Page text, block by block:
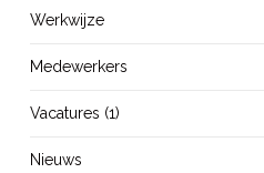
Werkwijze
Medewerkers
Vacatures (1)
Nieuws